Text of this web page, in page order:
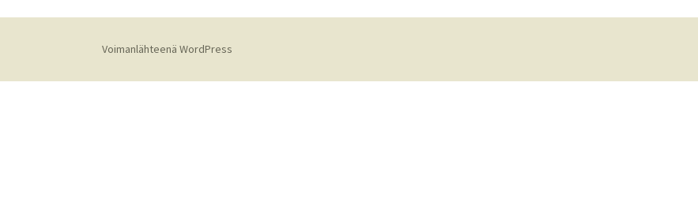
Voimanlähteenä WordPress